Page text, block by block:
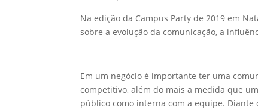
Na edição da Campus Party de 2019 em
sobre a evolução da comunicação, a
Em um negócio é importante ter uma
competitivo, além do mais a medida que
público como interna com a equipe. Diante